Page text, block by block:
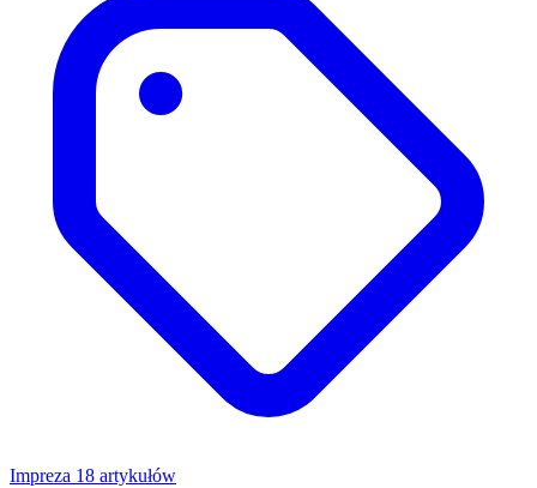
Impreza 18 artykułów